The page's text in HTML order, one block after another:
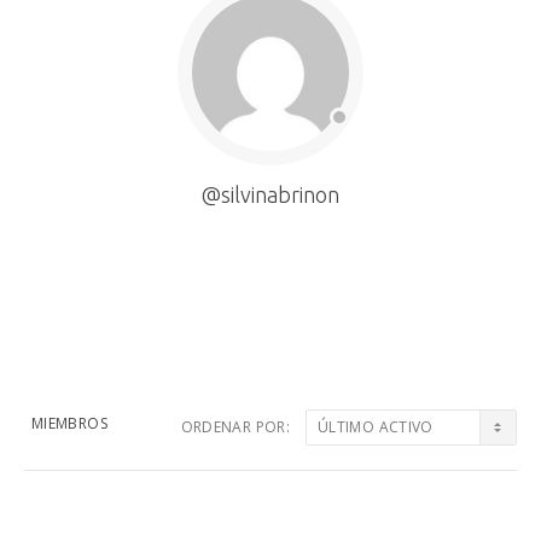
@silvinabrinon
MIEMBROS ORDENAR POR: